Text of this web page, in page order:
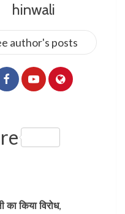
hinwali
author's posts
का किया विरोध,